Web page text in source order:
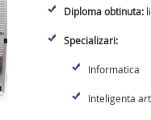
Diploma obtinuta:
Specializari:
Informatica
Inteligenta